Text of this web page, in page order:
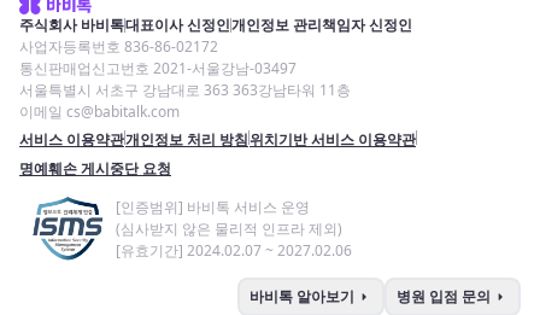
주식회사 바비톡대표이사 신정인개인정보 관리책임자 신정인
사업자등록번호 836-86-02172
통신판매업신고번호 2021-서울강남-03497
서울특별시 서초구 강남대로 363 363강남타워 11층
이메일 cs@babitalk.com
서비스 이용약관개인정보 처리 방침위치기반 서비스 이용약관
명예훼손 게시중단 요청
[인증범위] 바비톡 서비스 운영
(심사받지 않은 물리적 인프라 제외)
[유효기간] 2024.02.07 ~ 2027.02.06
바비톡 알아보기 arrow_right 병원 입점 문의 arrow_right